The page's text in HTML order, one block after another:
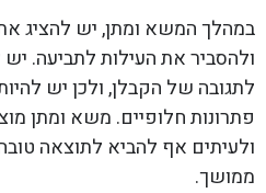
במהלך המשא ומתן, יש להציג את
ולהסביר את העילות לתביעה.
לתגובה של הקבלן, ולכן יש
פתרונות חלופיים. משא ומתן
ולעיתים אף להביא לתוצאה
ממושך.